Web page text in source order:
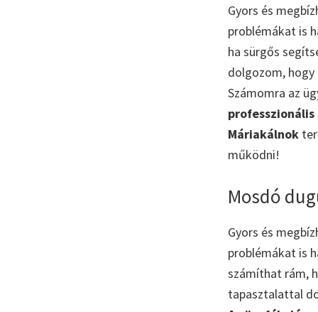
Gyors és
problémákat is
ha sürgős
dolgozom,
Számomra az
professzionális
Máriakálnok
működni!
Mosdó
Gyors és
problémákat is
számíthat rám,
tapasztalattal